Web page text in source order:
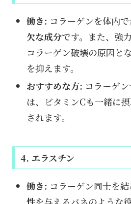
働き: コラーゲンを体内
欠な成分です。また、強
コラーゲン破壊の原因と
を抑えます。
おすすめな方: コラーゲ
は、ビタミンCも一緒に
されます。
4. エラスチン
働き: コラーゲン同士を
性を与えるバネのような